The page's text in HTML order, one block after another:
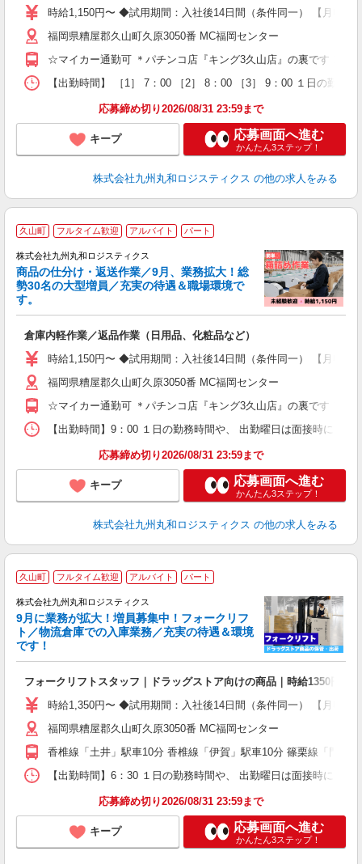
時給1,150円〜 ◆試用期間：入社後14日間（条件同一） 【月収例
福岡県糟屋郡久山町久原3050番 MC福岡センター
☆マイカー通勤可 ＊パチンコ店『キング3久山店』の裏です！ ＊
【出勤時間】 ［1］ 7：00 ［2］ 8：00 ［3］ 9：00 １日の勤
応募締め切り2026/08/31 23:59まで
キープ 応募画面へ進む
かんたん3ステップ！
株式会社九州丸和ロジスティクス の他の求人をみる
久山町 フルタイム歓迎 アルバイト パート
株式会社九州丸和ロジスティクス
商品の仕分け・返送作業／9月、業務拡大！総
勢30名の大型増員／充実の待遇＆職場環境で
す。
倉庫内軽作業／返品作業（日用品、化粧品など）
時給1,150円〜 ◆試用期間：入社後14日間（条件同一） 【月収例
福岡県糟屋郡久山町久原3050番 MC福岡センター
☆マイカー通勤可 ＊パチンコ店『キング3久山店』の裏です！ ＊
【出勤時間】9：00 １日の勤務時間や、 出勤曜日は面接時に
応募締め切り2026/08/31 23:59まで
キープ 応募画面へ進む
かんたん3ステップ！
株式会社九州丸和ロジスティクス の他の求人をみる
久山町 フルタイム歓迎 アルバイト パート
株式会社九州丸和ロジスティクス
9月に業務が拡大！増員募集中！フォークリフ
ト／物流倉庫での入庫業務／充実の待遇＆環境
です！
フォークリフトスタッフ｜ドラッグストア向けの商品｜時給1350円
時給1,350円〜 ◆試用期間：入社後14日間（条件同一） 【月収例
福岡県糟屋郡久山町久原3050番 MC福岡センター
香椎線「土井」駅車10分 香椎線「伊賀」駅車10分 篠栗線「門松
【出勤時間】6：30 １日の勤務時間や、 出勤曜日は面接時に
応募締め切り2026/08/31 23:59まで
キープ 応募画面へ進む
かんたん3ステップ！